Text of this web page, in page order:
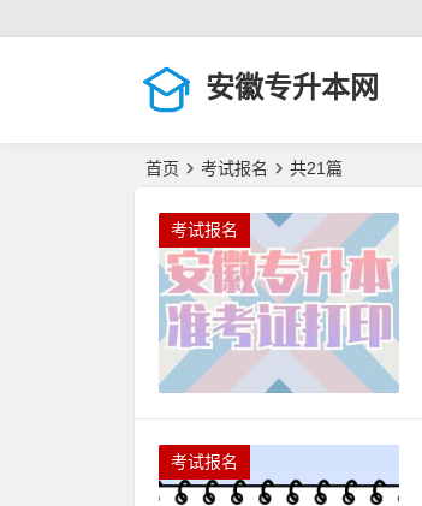
安徽专升本网
首页 考试报名 共21篇
考试报名
考试报名